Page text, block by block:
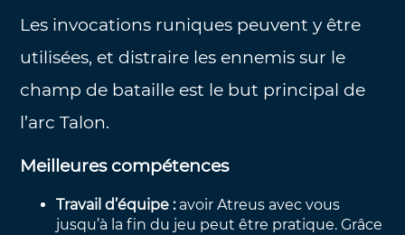
Les invocations runiques peuvent y être
utilisées, et distraire les ennemis sur le
champ de bataille est le but principal de
l’arc Talon.
Meilleures compétences
Travail d’équipe :avoir Atreus avec vous
jusqu’à la fin du jeu peut être pratique. Grâce